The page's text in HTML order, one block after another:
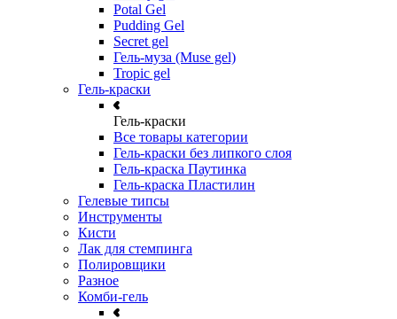
Potal Gel
Pudding Gel
Secret gel
Гель-муза (Muse gel)
Tropic gel
Гель-краски
Гель-краски
Все товары категории
Гель-краски без липкого слоя
Гель-краска Паутинка
Гель-краска Пластилин
Гелевые типсы
Инструменты
Кисти
Лак для стемпинга
Полировщики
Разное
Комби-гель